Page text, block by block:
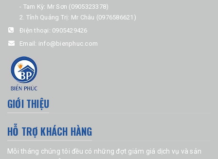
- Tam Kỳ: Mr Sơn (0905323378)
2. Tỉnh Quảng Trị: Mr Châu (0976586621)
Điện thoại: 0905429426
Email: info@bienphuc.com
GIỚI THIỆU
HỖ TRỢ KHÁCH HÀNG
Mỗi tháng chúng tôi đều có những đợt giảm giá dịch vụ và sản